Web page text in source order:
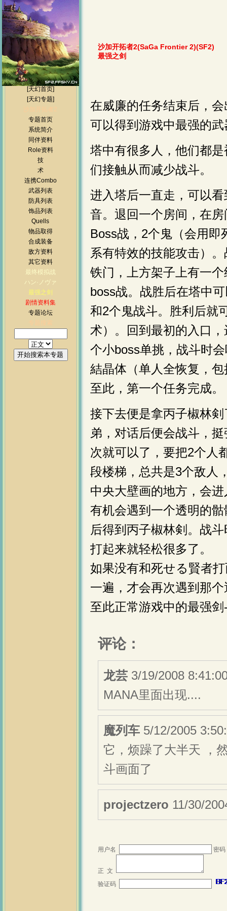
沙加开拓者2(SaGa Frontier 2)(SF2)
最强之剑
在威廉的任务结束后，
可以得到游戏中最强的
塔中有很多人，他们都
们接触从而减少战斗。
进入塔后一直走，可以
音。退回一个房间，在
Boss战，2个鬼（会用
系有特效的技能攻击）
铁门，上方架子上有一
boss战。战胜后在塔中
和2个鬼战斗。胜利后就
术）。回到最初的入口
个小boss单挑，战斗时
結晶体（单人全恢复，
至此，第一个任务完成。
接下去便是拿丙子椒林
弟，对话后便会战斗，
次就可以了，要把2个人
段楼梯，总共是3个敌人
中央大壁画的地方，会
有机会遇到一个透明的
后得到丙子椒林剣。战
打起来就轻松很多了。
如果没有和死せる賢者
一遍，才会再次遇到那
至此正常游戏中的最强
评论：
龙芸 3/19/2008
MANA里面出现....
魔列车 5/12/2005
它，烦躁了大半天 ，
斗画面了
projectzero 11/30/
用户名 密码
正 文
验证码
[天幻首页]
[天幻专题]
沙加开拓者2
专题首页
系统简介
同伴资料
Role资料
技
术
连携Combo
武器列表
防具列表
饰品列表
Quells
物品取得
合成装备
敌方资料
其它资料
最终模拟战
ハン·ノヴァ
最强之剑
剧情资料集
专题论坛
专题搜索